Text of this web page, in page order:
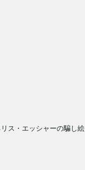
ス・エッシャーの騙し絵